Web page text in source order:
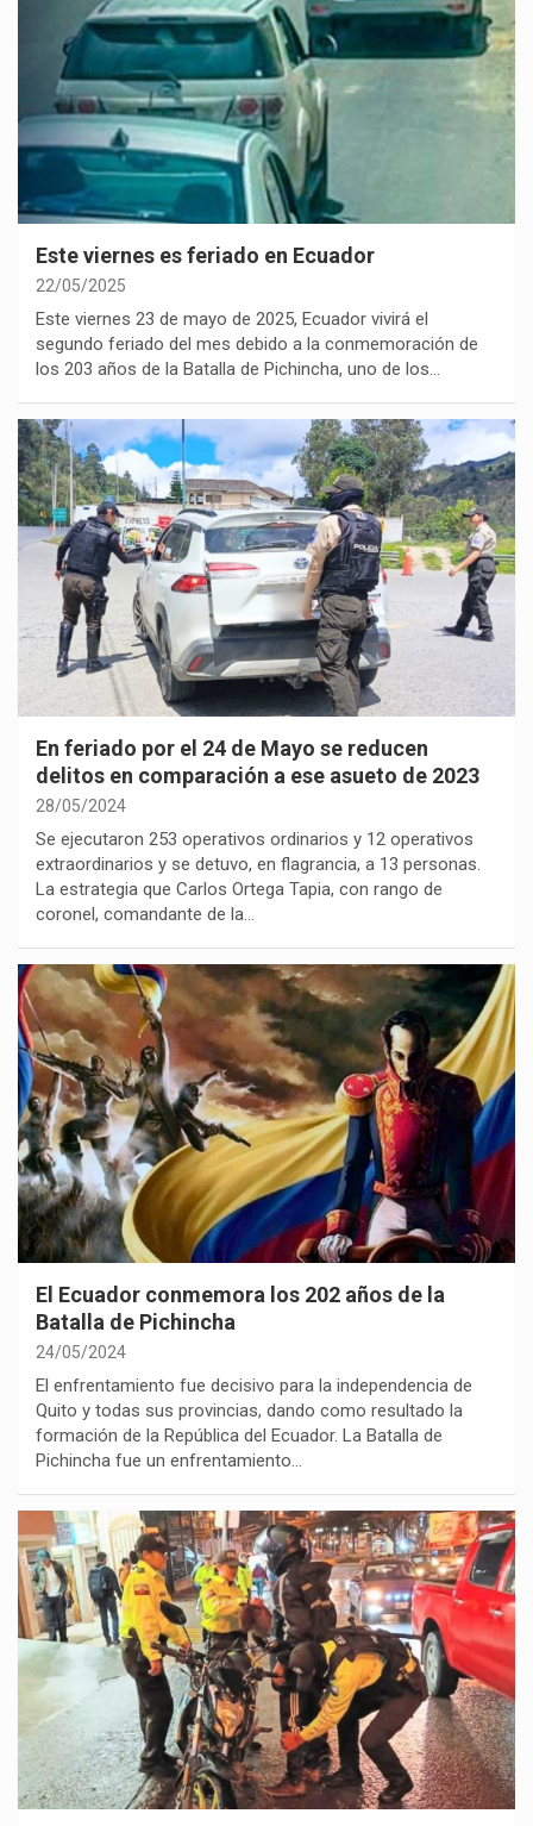
Este viernes es feriado en Ecuador
22/05/2025
Este viernes 23 de mayo de 2025, Ecuador vivirá el
segundo feriado del mes debido a la conmemoración de
los 203 años de la Batalla de Pichincha, uno de los…
En feriado por el 24 de Mayo se reducen
delitos en comparación a ese asueto de 2023
28/05/2024
Se ejecutaron 253 operativos ordinarios y 12 operativos
extraordinarios y se detuvo, en flagrancia, a 13 personas.
La estrategia que Carlos Ortega Tapia, con rango de
coronel, comandante de la…
El Ecuador conmemora los 202 años de la
Batalla de Pichincha
24/05/2024
El enfrentamiento fue decisivo para la independencia de
Quito y todas sus provincias, dando como resultado la
formación de la República del Ecuador. La Batalla de
Pichincha fue un enfrentamiento…